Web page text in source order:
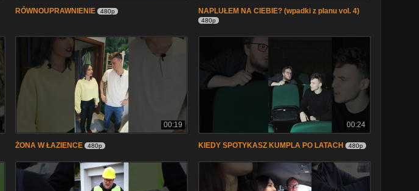
RÓWNOUPRAWNIENIE 480p NAPLUŁEM NA CIEBIE? (wpadki z planu vol. 4)
480p
00:19
ŻONA W ŁAZIENCE 480p
00:24
KIEDY SPOTYKASZ KUMPLA PO LATACH 480p